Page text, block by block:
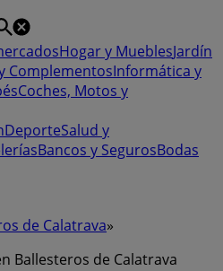
Hogar y MueblesJardín
ComplementosInformática y
Coches, Motos y
DeporteSalud y
Bancos y SegurosBodas
de Calatrava»
Ballesteros de Calatrava